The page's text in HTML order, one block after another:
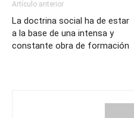
Artículo anterior
La doctrina social ha de estar
a la base de una intensa y
constante obra de formación